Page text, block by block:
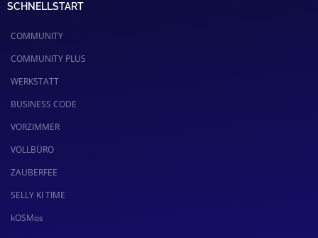
SCHNELLSTART
COMMUNITY
COMMUNITY PLUS
WERKSTATT
BUSINESS CODE
VORZIMMER
VOLLBÜRO
ZAUBERFEE
SELLY KI TIME
kOSMos